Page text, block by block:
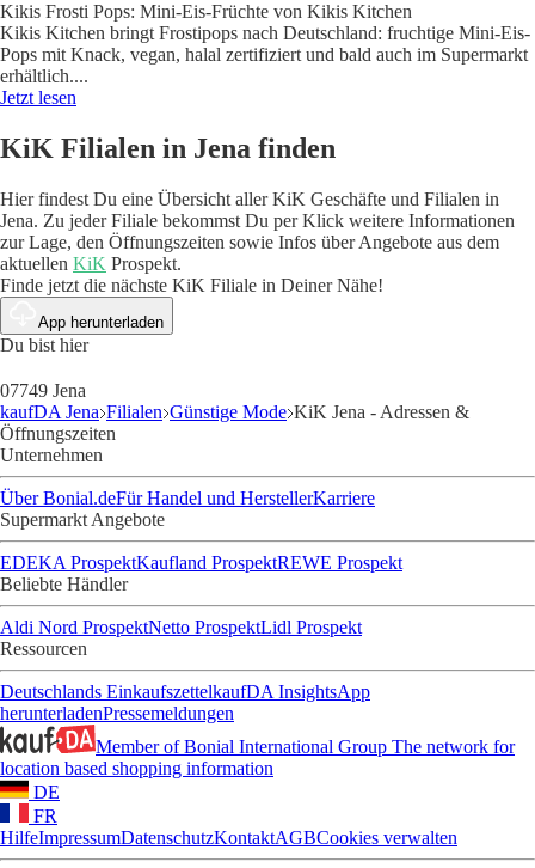
Kikis Frosti Pops: Mini-Eis-Früchte von Kikis Kitchen
Kikis Kitchen bringt Frostipops nach Deutschland: fruchtige Mini-Eis-
Pops mit Knack, vegan, halal zertifiziert und bald auch im Supermarkt
erhältlich....
Jetzt lesen
KiK Filialen in Jena finden
Hier findest Du eine Übersicht aller KiK Geschäfte und Filialen in
Jena. Zu jeder Filiale bekommst Du per Klick weitere Informationen
zur Lage, den Öffnungszeiten sowie Infos über Angebote aus dem
aktuellen KiK Prospekt.
Finde jetzt die nächste KiK Filiale in Deiner Nähe!
App herunterladen
Du bist hier
07749 Jena
kaufDA Jena Filialen Günstige Mode KiK Jena - Adressen &
Öffnungszeiten
Unternehmen
Über Bonial.deFür Handel und HerstellerKarriere
Supermarkt Angebote
EDEKA ProspektKaufland ProspektREWE Prospekt
Beliebte Händler
Aldi Nord ProspektNetto ProspektLidl Prospekt
Ressourcen
Deutschlands EinkaufszettelkaufDA InsightsApp
herunterladenPressemeldungen
Member of Bonial International Group The network for
location based shopping information
DE
FR
HilfeImpressumDatenschutzKontaktAGBCookies verwalten